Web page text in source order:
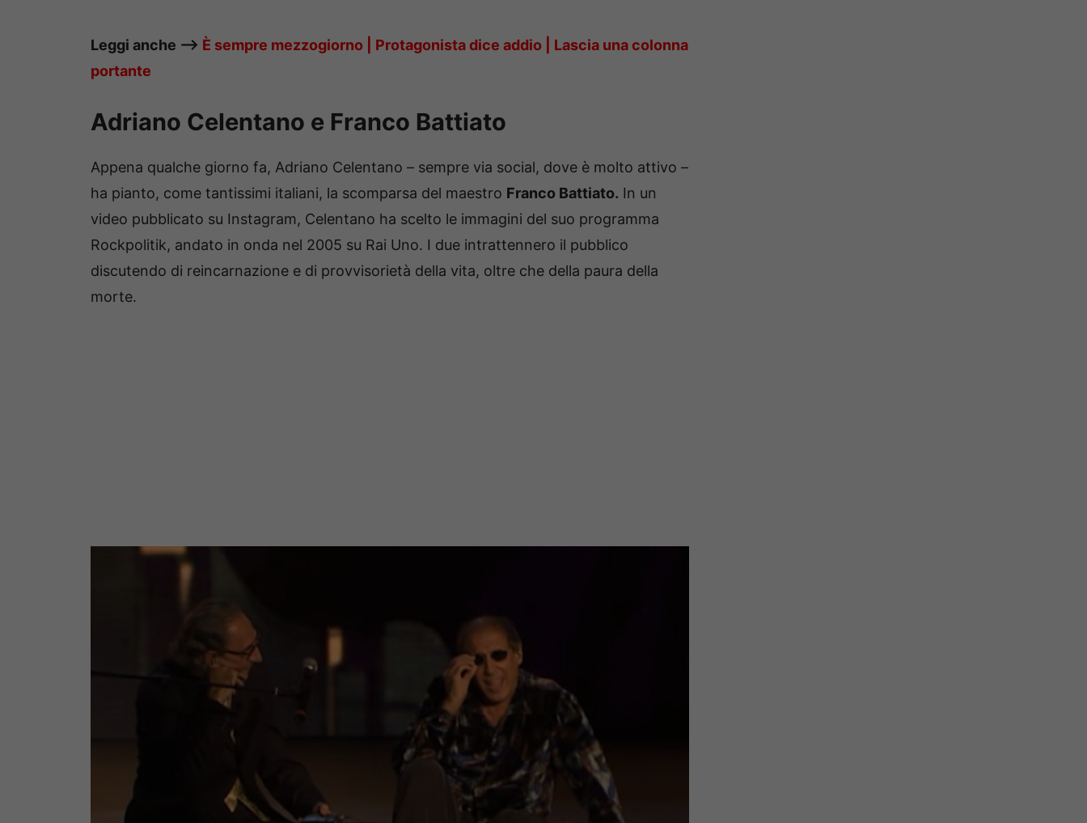
Leggi anche —–> È sempre mezzogiorno | Protagonista dice addio | Lascia una colonna
portante
Adriano Celentano e Franco Battiato
Appena qualche giorno fa, Adriano Celentano – sempre via social, dove è molto attivo –
ha pianto, come tantissimi italiani, la scomparsa del maestro Franco Battiato. In un
video pubblicato su Instagram, Celentano ha scelto le immagini del suo programma
Rockpolitik, andato in onda nel 2005 su Rai Uno. I due intrattennero il pubblico
discutendo di reincarnazione e di provvisorietà della vita, oltre che della paura della
morte.